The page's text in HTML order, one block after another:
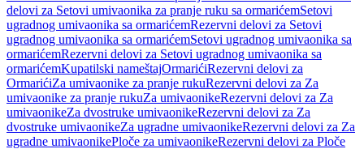
delovi za Setovi umivaonika za pranje ruku sa ormarićemSetovi
ugradnog umivaonika sa ormarićemRezervni delovi za Setovi
ugradnog umivaonika sa ormarićemSetovi ugradnog umivaonika sa
ormarićemRezervni delovi za Setovi ugradnog umivaonika sa
ormarićemKupatilski nameštajOrmarićiRezervni delovi za
OrmarićiZa umivaonike za pranje rukuRezervni delovi za Za
umivaonike za pranje rukuZa umivaonikeRezervni delovi za Za
umivaonikeZa dvostruke umivaonikeRezervni delovi za Za
dvostruke umivaonikeZa ugradne umivaonikeRezervni delovi za Za
ugradne umivaonikePloče za umivaonikeRezervni delovi za Ploče